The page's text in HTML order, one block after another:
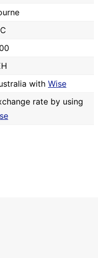
with Wise
rate by using